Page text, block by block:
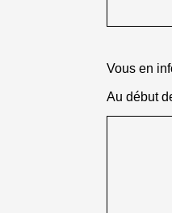
Vous en
Au début